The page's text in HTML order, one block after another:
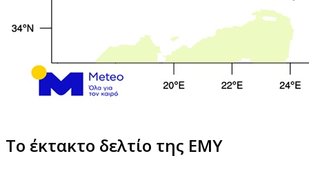
Το έκτακτο δελτίο της ΕΜΥ